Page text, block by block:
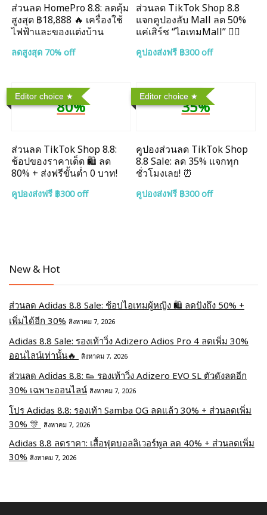
ส่วนลด HomePro 8.8: ลดคุ้ม
สูงสุด ฿18,888 🔥 เครื่องใช้
ไฟฟ้าและของแต่งบ้าน
ลดสูงสุด 70% off
ส่วนลด TikTok Shop 8.8
แจกคูปองลับ Mall ลด 50%
แค่เสิร์ช “ไอเทมMall” ❤️‍🔥
คูปองส่งฟรี ฿300 off
Editor choice
80%
ส่วนลด TikTok Shop 8.8:
ช้อปของราคาเด็ด 🛍️ ลด
80% + ส่งฟรีขั้นต่ำ 0 บาท!
คูปองส่งฟรี ฿300 off
Editor choice
35%
คูปองส่วนลด TikTok Shop
8.8 Sale: ลด 35% แจกทุก
ชั่วโมงเลย! ⏰
คูปองส่งฟรี ฿300 off
New & Hot
ส่วนลด Adidas 8.8 Sale: ช้อปไอเทมผู้หญิง 🛍️ ลดปังถึง 50% +
เพิ่มได้อีก 30% สิงหาคม 7, 2026
Adidas 8.8 Sale: รองเท้าวิ่ง Adizero Adios Pro 4 ลดเพิ่ม 30%
ออนไลน์เท่านั้น🔥
สิงหาคม 7, 2026
ส่วนลด Adidas 8.8: 👟 รองเท้าวิ่ง Adizero EVO SL ตัวดังลดอีก
30% เฉพาะออนไลน์ สิงหาคม 7, 2026
โปร Adidas 8.8: รองเท้า Samba OG ลดแล้ว 30% + ส่วนลดเพิ่ม
30% 🎊 สิงหาคม 7, 2026
Adidas 8.8 ลดราคา: เสื้อฟุตบอลลิเวอร์พูล ลด 40% + ส่วนลดเพิ่ม
30% สิงหาคม 7, 2026